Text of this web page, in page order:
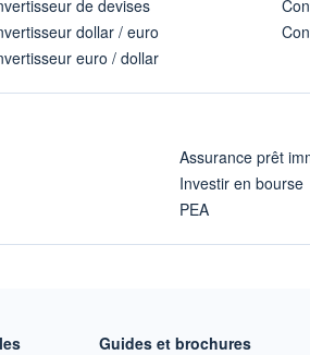
de devises
dollar / euro
euro / dollar
Assurance prêt
Investir en bourse
PEA
Guides et brochures